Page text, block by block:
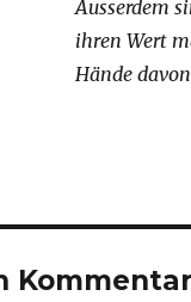
Ausserdem
ihren Wert
Hände
Kommentar